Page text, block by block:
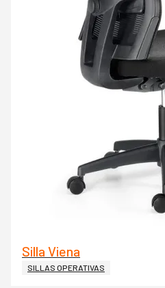
Silla Viena
SILLAS OPERATIVAS